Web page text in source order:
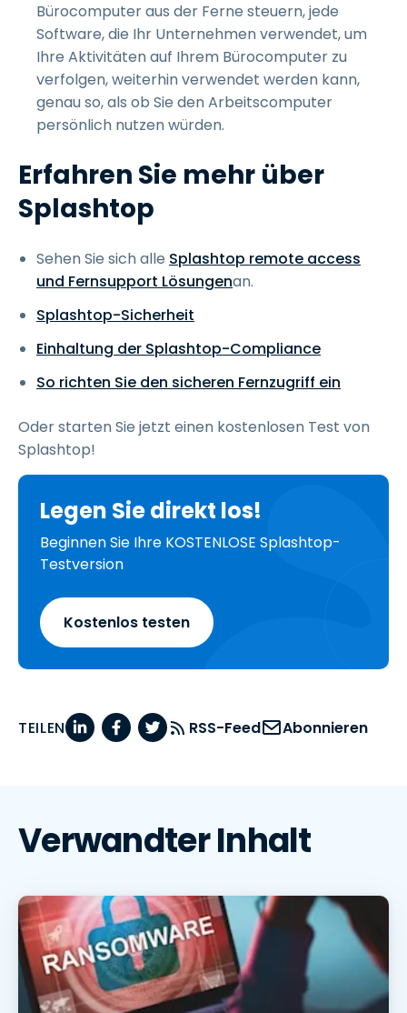
Bürocomputer aus der Ferne steuern, jede
Software, die Ihr Unternehmen verwendet, um
Ihre Aktivitäten auf Ihrem Bürocomputer zu
verfolgen, weiterhin verwendet werden kann,
genau so, als ob Sie den Arbeitscomputer
persönlich nutzen würden.
Erfahren Sie mehr über
Splashtop
Sehen Sie sich alle Splashtop remote access
und Fernsupport Lösungenan.
Splashtop-Sicherheit
Einhaltung der Splashtop-Compliance
So richten Sie den sicheren Fernzugriff ein
Oder starten Sie jetzt einen kostenlosen Test von
Splashtop!
Legen Sie direkt los!
Beginnen Sie Ihre KOSTENLOSE Splashtop-
Testversion
Kostenlos testen
TEILEN RSS-Feed Abonnieren
Verwandter Inhalt